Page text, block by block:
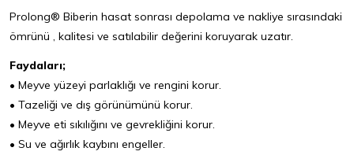
Prolong® Biberin hasat sonrası depolama ve nakliye sırasındaki
ömrünü , kalitesi ve satılabilir değerini koruyarak uzatır.
Faydaları;
• Meyve yüzeyi parlaklığı ve rengini korur.
• Tazeliği ve dış görünümünü korur.
• Meyve eti sıkılığını ve gevrekliğini korur.
• Su ve ağırlık kaybını engeller.